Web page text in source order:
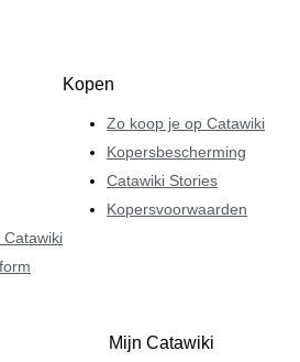
Kopen
Zo koop je op Catawiki
Kopersbescherming
Catawiki Stories
Kopersvoorwaarden
Mijn Catawiki